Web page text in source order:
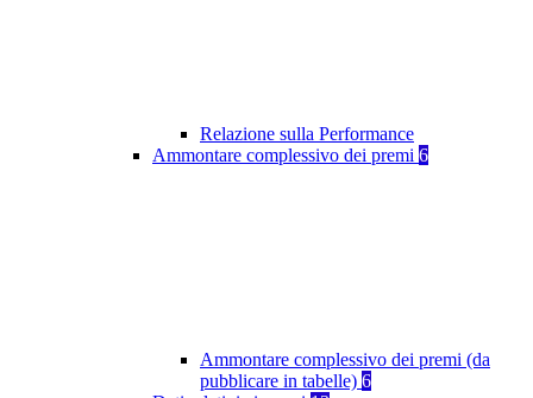
Relazione sulla Performance
Ammontare complessivo dei premi 6
Ammontare complessivo dei premi (da
pubblicare in tabelle) 6